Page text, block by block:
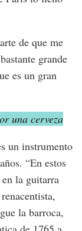
de que me
grande
es un gran
una cerveza
un instrumento
“En estos
en la guitarra
la barroca,